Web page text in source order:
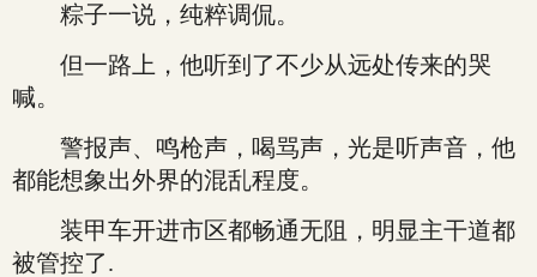
粽子一说，纯粹调侃。
但一路上，他听到了不少从远处传来的哭
喊。
警报声、鸣枪声，喝骂声，光是听声音，他
都能想象出外界的混乱程度。
装甲车开进市区都畅通无阻，明显主干道都
被管控了.